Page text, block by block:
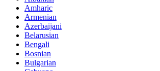
Amharic
Armenian
Azerbaijani
Belarusian
Bengali
Bosnian
Bulgarian